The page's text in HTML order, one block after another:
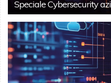
Speciale Cybersecurity